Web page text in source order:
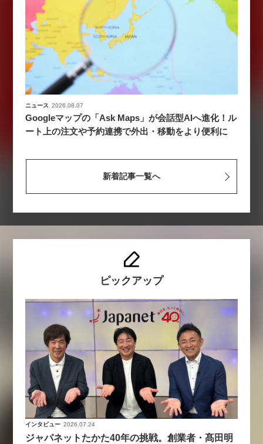
ニュース 2026.08.07
Googleマップの「Ask Maps」が会話型AIへ進化！ル
ート上の注文や予約連携で外出・移動をより便利に
新着記事一覧へ
ピックアップ
インタビュー 2026.07.24
ジャパネットたかた40年の挑戦。創業者・髙田明